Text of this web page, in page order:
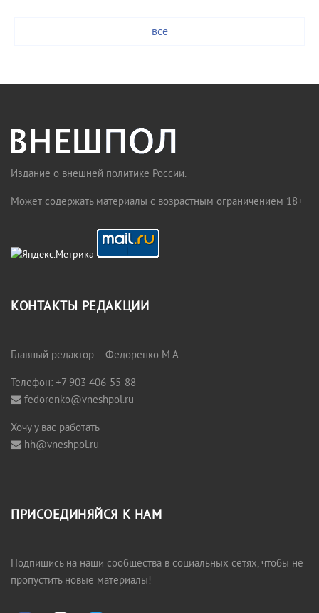
все
Издание о внешней политике России.
Может содержать материалы с возрастным ограничением 18+
КОНТАКТЫ РЕДАКЦИИ
Главный редактор – Федоренко М.А.
Телефон: +7 903 406-55-88
fedorenko@vneshpol.ru
Хочу у вас работать
hh@vneshpol.ru
ПРИСОЕДИНЯЙСЯ К НАМ
Подпишись на наши сообщества в социальных сетях, чтобы не
пропустить новые материалы!